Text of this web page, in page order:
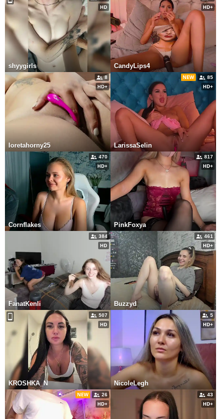
shyygirls CandyLips4
8
loretahorny25
85
LarissaSelin
470
Cornflakes
817
PinkFoxya
384
FanatKenli
461
Buzzyd
507
KROSHKA_N
5
NicoleLegh
26 43